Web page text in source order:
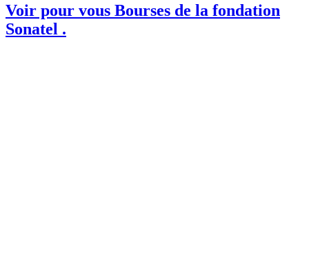
Voir pour vous Bourses de la fondation
Sonatel .